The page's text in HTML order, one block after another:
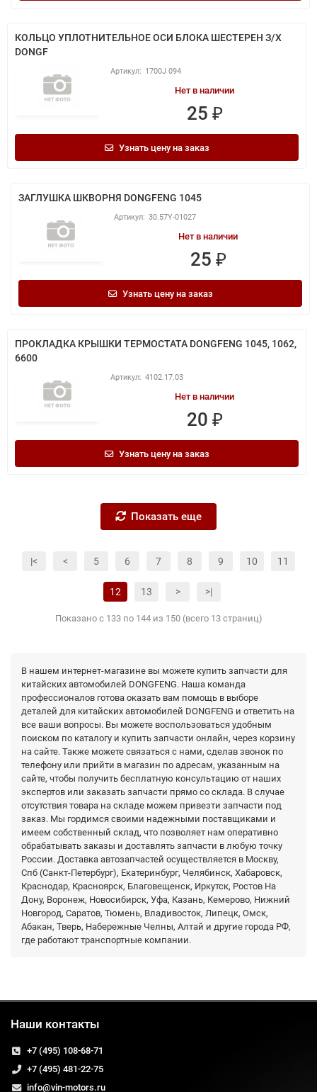
КОЛЬЦО УПЛОТНИТЕЛЬНОЕ ОСИ БЛОКА ШЕСТЕРЕН З/Х
DONGF
1700J 094
Нет в наличии
25 ₽
Узнать цену на заказ
ЗАГЛУШКА ШКВОРНЯ DONGFENG 1045
30.57Y-01027
Нет в наличии
25 ₽
Узнать цену на заказ
ПРОКЛАДКА КРЫШКИ ТЕРМОСТАТА DONGFENG 1045, 1062,
6600
4102.17.03
Нет в наличии
20 ₽
Узнать цену на заказ
Показать еще
|< < 5 6 7 8 9 10 11
12 13 > >|
Показано с 133 по 144 из 150 (всего 13 страниц)
В нашем интернет-магазине вы можете купить запчасти для
китайских автомобилей DONGFENG. Наша команда
профессионалов готова оказать вам помощь в выборе
деталей для китайских автомобилей DONGFENG и ответить на
все ваши вопросы. Вы можете воспользоваться удобным
поиском по каталогу и купить запчасти онлайн, через корзину
на сайте. Также можете связаться с нами, сделав звонок по
телефону или прийти в магазин по адресам, указанным на
сайте, чтобы получить бесплатную консультацию от наших
экспертов или заказать запчасти прямо со склада. В случае
отсутствия товара на складе можем привезти запчасти под
заказ. Мы гордимся своими надежными поставщиками и
имеем собственный склад, что позволяет нам оперативно
обрабатывать заказы и доставлять запчасти в любую точку
России. Доставка автозапчастей осуществляется в Москву,
Спб (Санкт-Петербург), Екатеринбург, Челябинск, Хабаровск,
Краснодар, Красноярск, Благовещенск, Иркутск, Ростов На
Дону, Воронеж, Новосибирск, Уфа, Казань, Кемерово, Нижний
Новгород, Саратов, Тюмень, Владивосток, Липецк, Омск,
Абакан, Тверь, Набережные Челны, Алтай и другие города РФ,
где работают транспортные компании.
Наши контакты
+7 (495) 108-68-71
+7 (495) 481-22-75
info@vin-motors.ru